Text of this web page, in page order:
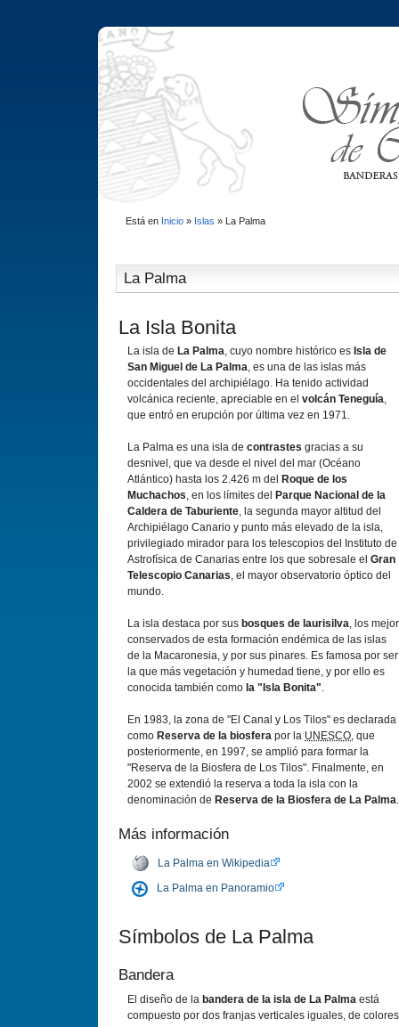
Está en Inicio» Islas » La Palma
La Palma
La Isla Bonita
La isla de La Palma, cuyo nombre histórico es Isla de
San Miguel de La Palma, es una de las islas más
occidentales del archipiélago. Ha tenido actividad
volcánica reciente, apreciable en el volcán Teneguí­a,
que entró en erupción por última vez en 1971.
La Palma es una isla de contrastes gracias a su
desnivel, que va desde el nivel del mar (Océano
Atlántico) hasta los 2.426 m del
Roque de los
Muchachos, en los lí­mites del
Parque Nacional de la
Caldera de Taburiente, la segunda mayor altitud del
Archipiélago Canario y punto más elevado de la isla,
privilegiado mirador para los telescopios del Instituto de
Astrofí­sica de Canarias entre los que sobresale el Gran
Telescopio Canarias, el mayor observatorio óptico del
mundo.
La isla destaca por sus bosques de laurisilva, los mejor
conservados de esta formación endémica de las islas
de la Macaronesia, y por sus pinares. Es famosa por ser
la que más vegetación y humedad tiene, y por ello es
conocida también como la "Isla Bonita".
En 1983, la zona de "El Canal y Los Tilos" es declarada
como Reserva de la biosfera por la UNESCO, que
posteriormente, en 1997, se amplió para formar la
"Reserva de la Biosfera de Los Tilos". Finalmente, en
2002 se extendió la reserva a toda la isla con la
denominación de Reserva de la Biosfera de La Palma.
Más información
La Palma en Wikipedia
La Palma en Panoramio
Sí­mbolos de La Palma
Bandera
El diseño de la bandera de la isla de La Palma está
compuesto por dos franjas verticales iguales, de colores